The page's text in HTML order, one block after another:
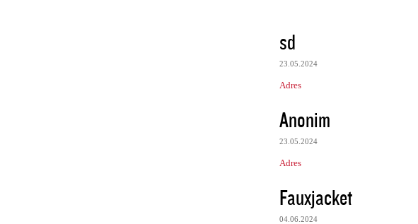
sd
23.05.2024
Adres
Anonim
23.05.2024
Adres
Fauxjacket
04.06.2024